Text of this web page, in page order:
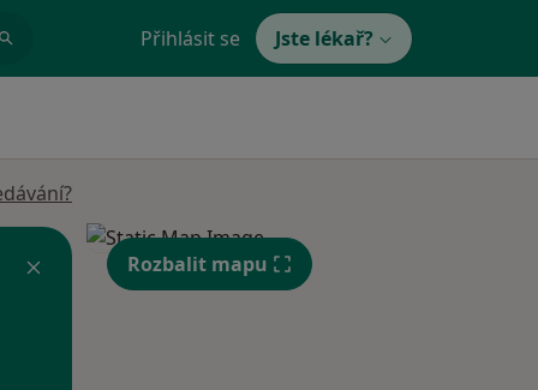
Přihlásit se Jste lékař?
Rozbalit mapu